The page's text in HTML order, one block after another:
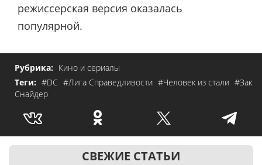
режиссерская версия оказалась
популярной.
Рубрика: Кино и сериалы
Теги: #DC #Лига Справедливости #Человек из стали #Зак
Снайдер
СВЕЖИЕ СТАТЬИ